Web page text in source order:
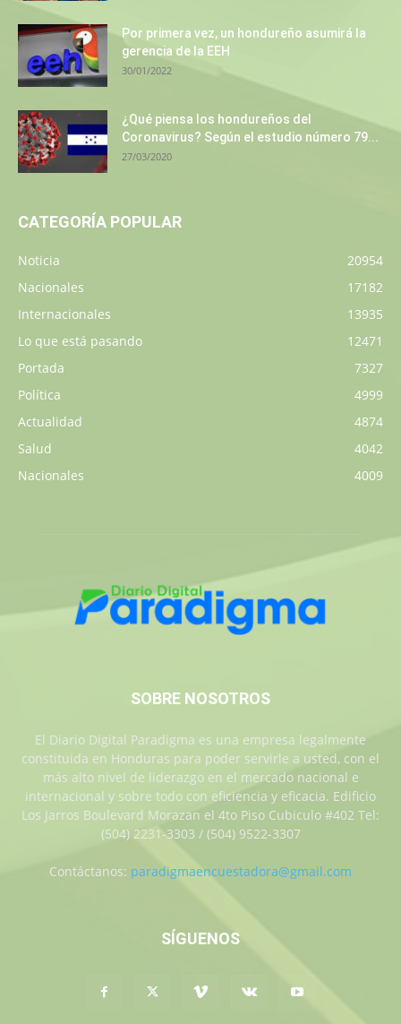
Por primera vez, un hondureño asumirá la
gerencia de la EEH
30/01/2022
¿Qué piensa los hondureños del
Coronavirus? Según el estudio número 79...
27/03/2020
CATEGORÍA POPULAR
Noticia
20954
Nacionales
17182
Internacionales
13935
Lo que está pasando
12471
Portada
7327
Política
4999
Actualidad
4874
Salud
4042
Nacionales
4009
SOBRE NOSOTROS
El Diario Digital Paradigma es una empresa legalmente
constituida en Honduras para poder servirle a usted, con el
más alto nivel de liderazgo en el mercado nacional e
internacional y sobre todo con eficiencia y eficacia. Edificio
Los Jarros Boulevard Morazan el 4to Piso Cubiculo #402 Tel:
(504) 2231-3303 / (504) 9522-3307
Contáctanos: paradigmaencuestadora@gmail.com
SÍGUENOS